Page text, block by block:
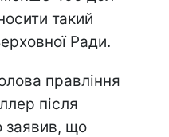
такий
Ради.
правління
після
заявив, що